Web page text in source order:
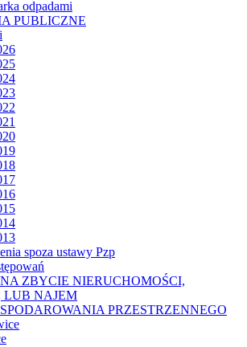
odpadami
PUBLICZNE
spoza ustawy Pzp
ZBYCIE NIERUCHOMOŚCI,
LUB NAJEM
PRZESTRZENNEGO